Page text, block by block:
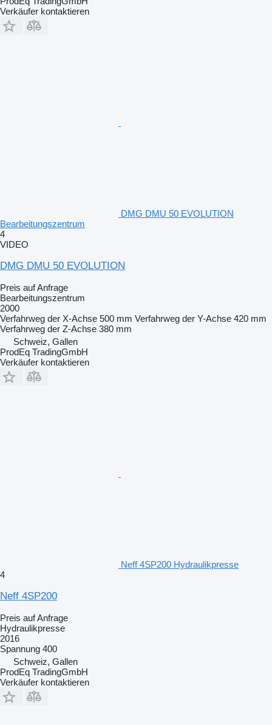
Verkäufer kontaktieren
DMG DMU 50 EVOLUTION
Bearbeitungszentrum
4
VIDEO
DMG DMU 50 EVOLUTION
Preis auf Anfrage
Bearbeitungszentrum
2000
Verfahrweg der X-Achse 500 mm Verfahrweg der Y-Achse 420 mm
Verfahrweg der Z-Achse 380 mm
Schweiz, Gallen
ProdEq TradingGmbH
Verkäufer kontaktieren
Neff 4SP200 Hydraulikpresse
4
Neff 4SP200
Preis auf Anfrage
Hydraulikpresse
2016
Spannung 400
Schweiz, Gallen
ProdEq TradingGmbH
Verkäufer kontaktieren